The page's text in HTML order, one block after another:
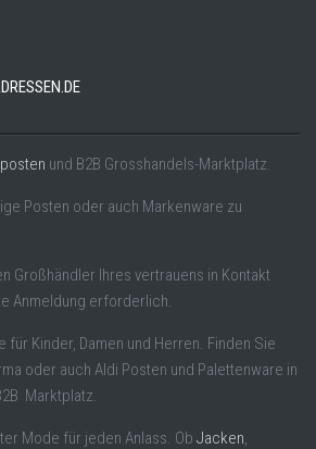
und B2B Grosshandels-Marktplatz.
Posten oder auch Markenware zu
Großhändler Ihres vertrauens in Kontakt
Anmeldung erforderlich.
für Kinder, Damen und Herren. Finden Sie
oder auch Aldi Posten und Palettenware in
Marktplatz.
Mode für jeden Anlass. Ob Jacken,